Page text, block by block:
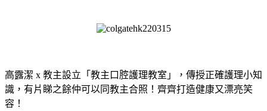
高露潔 x 教主設立「教主口腔護理教室」，傳授正確護理小知
識，有片睇之餘仲可以同教主合照！齊齊打造健康又漂亮笑
容！